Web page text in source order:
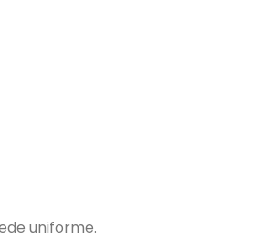
uniforme.